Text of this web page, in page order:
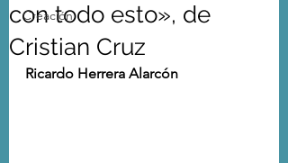
Creación
con todo esto», de
Cristian Cruz
Ricardo Herrera Alarcón